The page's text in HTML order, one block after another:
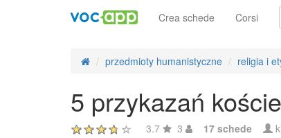
Crea schede Corsi
przedmioty humanistyczne religia i
5 przykazań
3.7 3 17 schede